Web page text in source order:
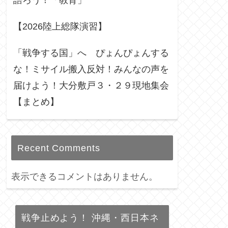
【2026陸上総隊演習】
「戦争する国」へ ぴょんぴょんする
な！ミサイル搬入反対！みんなの声を
届けよう！大分敷戸３・２９現地集会
【まとめ】
Recent Comments
表示できるコメントはありません。
戦争止めよう！ 沖縄・西日本ネ